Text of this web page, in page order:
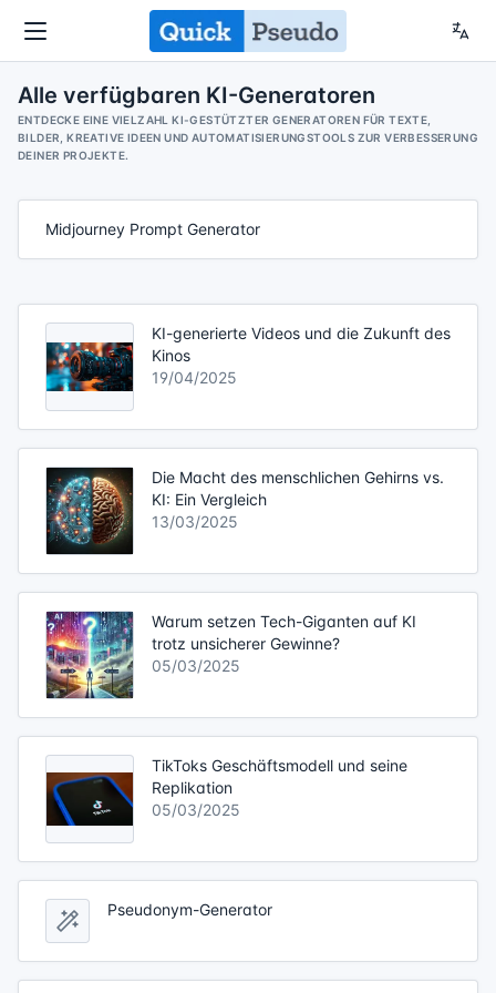
Alle verfügbaren KI-Generatoren
ENTDECKE EINE VIELZAHL KI-GESTÜTZTER GENERATOREN FÜR TEXTE,
BILDER, KREATIVE IDEEN UND AUTOMATISIERUNGSTOOLS ZUR VERBESSERUNG
DEINER PROJEKTE.
Midjourney Prompt Generator
KI-generierte Videos und die Zukunft des
Kinos
19/04/2025
Die Macht des menschlichen Gehirns vs.
KI: Ein Vergleich
13/03/2025
Warum setzen Tech-Giganten auf KI
trotz unsicherer Gewinne?
05/03/2025
TikToks Geschäftsmodell und seine
Replikation
05/03/2025
Pseudonym-Generator